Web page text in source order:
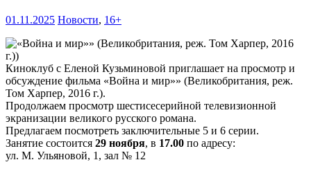
01.11.2025 Новости, 16+
Киноклуб с Еленой Кузьминовой приглашает на просмотр и
обсуждение фильма «Война и мир»» (Великобритания, реж.
Том Харпер, 2016 г.).
Продолжаем просмотр шестисесерийной телевизионной
экранизации великого русского романа.
Предлагаем посмотреть заключительные 5 и 6 серии.
Занятие состоится 29 ноября, в 17.00 по адресу:
ул. М. Ульяновой, 1, зал № 12